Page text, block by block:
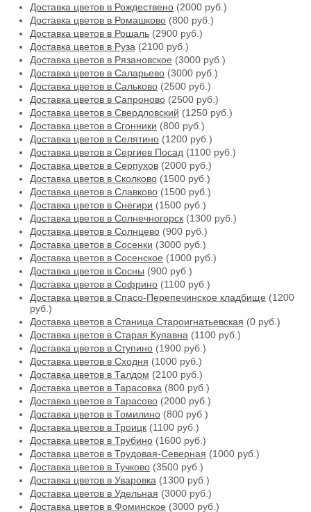
Доставка цветов в Рождествено (2000 руб.)
Доставка цветов в Ромашково (800 руб.)
Доставка цветов в Рошаль (2900 руб.)
Доставка цветов в Руза (2100 руб.)
Доставка цветов в Рязановское (3000 руб.)
Доставка цветов в Саларьево (3000 руб.)
Доставка цветов в Сальково (2500 руб.)
Доставка цветов в Сапроново (2500 руб.)
Доставка цветов в Свердловский (1250 руб.)
Доставка цветов в Сгонники (800 руб.)
Доставка цветов в Селятино (1200 руб.)
Доставка цветов в Сергиев Посад (1100 руб.)
Доставка цветов в Серпухов (2000 руб.)
Доставка цветов в Сколково (1500 руб.)
Доставка цветов в Славково (1500 руб.)
Доставка цветов в Снегири (1500 руб.)
Доставка цветов в Солнечногорск (1300 руб.)
Доставка цветов в Солнцево (900 руб.)
Доставка цветов в Сосенки (3000 руб.)
Доставка цветов в Сосенское (1000 руб.)
Доставка цветов в Сосны (900 руб.)
Доставка цветов в Софрино (1100 руб.)
Доставка цветов в Спасо-Перепечинское кладбище (1200
руб.)
Доставка цветов в Станица Староигнатьевская (0 руб.)
Доставка цветов в Старая Купавна (1100 руб.)
Доставка цветов в Ступино (1900 руб.)
Доставка цветов в Сходня (1000 руб.)
Доставка цветов в Талдом (2100 руб.)
Доставка цветов в Тарасовка (800 руб.)
Доставка цветов в Тарасово (2000 руб.)
Доставка цветов в Томилино (800 руб.)
Доставка цветов в Троицк (1100 руб.)
Доставка цветов в Трубино (1600 руб.)
Доставка цветов в Трудовая-Северная (1000 руб.)
Доставка цветов в Тучково (3500 руб.)
Доставка цветов в Уваровка (1300 руб.)
Доставка цветов в Удельная (3000 руб.)
Доставка цветов в Фоминское (3000 руб.)